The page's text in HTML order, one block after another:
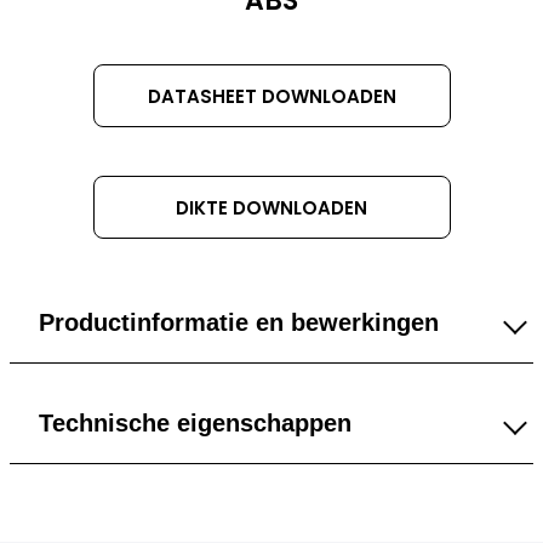
DATASHEET DOWNLOADEN
DIKTE DOWNLOADEN
Productinformatie en bewerkingen
4 mm
Technische eigenschappen